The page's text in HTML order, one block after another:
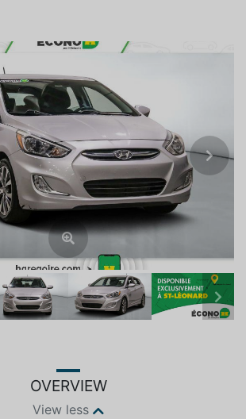
Next
Next
OVERVIEW
View less